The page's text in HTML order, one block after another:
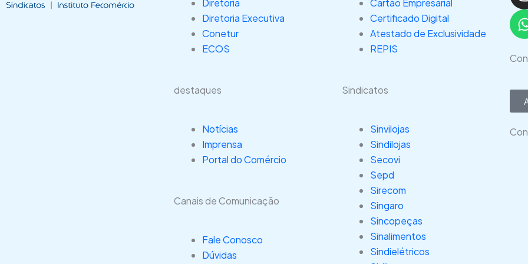
Diretoria
Diretoria Executiva
Conetur
ECOS
destaques
Notícias
Imprensa
Portal do Comércio
Canais de Comunicação
Fale Conosco
Dúvidas
Cartão Empresarial
Certificado Digital
Atestado de Exclusividade
REPIS
Sindicatos
Sinvilojas
Sindilojas
Secovi
Sepd
Sirecom
Singaro
Sincopeças
Sinalimentos
Sindielétricos
a
s